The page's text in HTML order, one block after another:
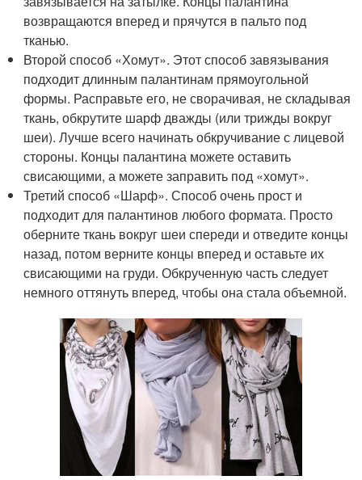
возвращаются вперед и прячутся в пальто под
тканью.
Второй способ «Хомут». Этот способ завязывания
подходит длинным палантинам прямоугольной
формы. Расправьте его, не сворачивая, не складывая
ткань, обкрутите шарф дважды (или трижды вокруг
шеи). Лучше всего начинать обкручивание с лицевой
стороны. Концы палантина можете оставить
свисающими, а можете заправить под «хомут».
Третий способ «Шарф». Способ очень прост и
подходит для палантинов любого формата. Просто
оберните ткань вокруг шеи спереди и отведите концы
назад, потом верните концы вперед и оставьте их
свисающими на груди. Обкрученную часть следует
немного оттянуть вперед, чтобы она стала объемной.